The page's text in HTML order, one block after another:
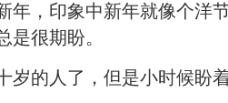
年，印象中新年就像个洋
是很期盼。
岁的人了，但是小时候盼